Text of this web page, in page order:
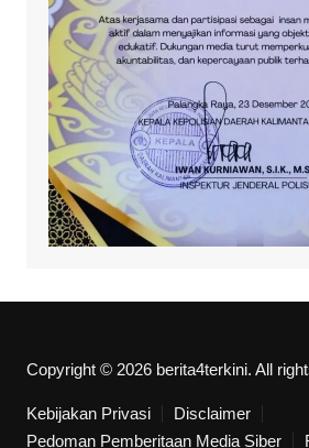
Copyright © 2026 berita4terkini. All
Kebijakan Privasi
Disclaimer
Pedoman Pemberitaan Media Siber